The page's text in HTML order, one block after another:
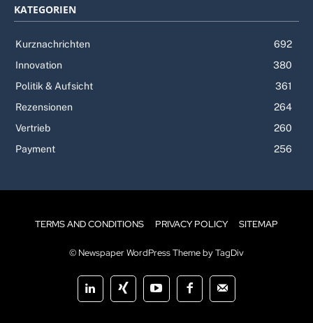
KATEGORIEN
Kurznachrichten
692
Innovation
380
Politik & Aufsicht
361
Rezensionen
264
Vertrieb
260
Payment
256
TERMS AND CONDITIONS PRIVACY POLICY SITEMAP
© Newspaper WordPress Theme by TagDiv